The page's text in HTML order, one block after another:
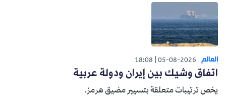
العالم 05-08-2026
18:08
اتفاق وشيك بين إيران ودولة عربية
يخص ترتيبات متعلقة بتسيير مضيق هرمز.